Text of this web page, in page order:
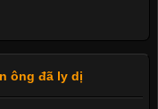
ông đã ly dị